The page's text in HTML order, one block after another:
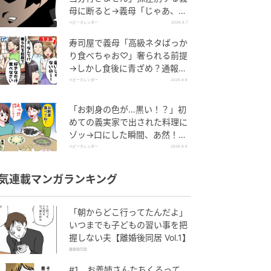
母に断ると→義母「じゃあ、私
は…」妻絶句＜こどおじ義兄＞
ベビーカレンダー 2026.8.7
寿司屋で義母「高級ネタばっか
り食べちゃお♡」奢られる前提
→しかし食後に青ざめ？通報さ
れ警察沙汰！
ベビーカレンダー 2026.8.6
「お刺身の色が…黒い！？」初
めての義実家で出された料理に
ゾッ→口にした瞬間、あ然！刺
身の正体は
ベビーカレンダー 2026.8.6
連載マンガランキング
「朝からどこ行ってたんだよ」
いつまでも子どもの習い事を把
握しない夫【離婚後同居 Vol.1】
離婚後同居